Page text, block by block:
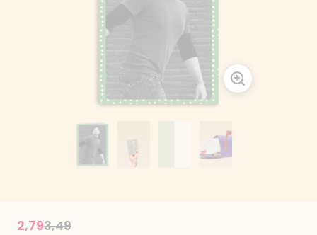
Price reduced from
3,49to
2,79